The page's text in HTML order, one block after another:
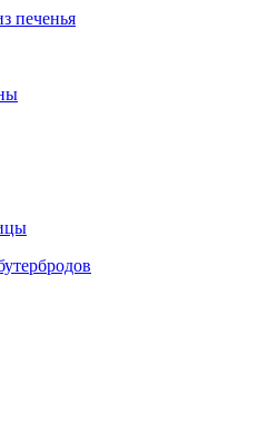
печенья